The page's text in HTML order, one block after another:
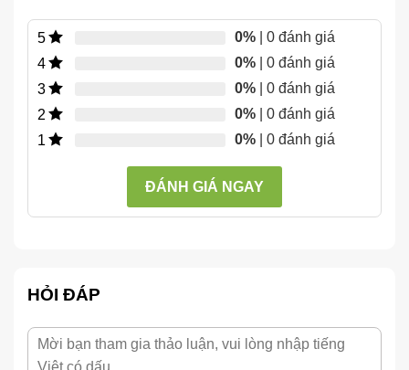
5 0% | 0 đánh giá
4
0% | 0 đánh giá
3
0% | 0 đánh giá
2
0% | 0 đánh giá
1
0% | 0 đánh giá
ĐÁNH GIÁ NGAY
HỎI ĐÁP